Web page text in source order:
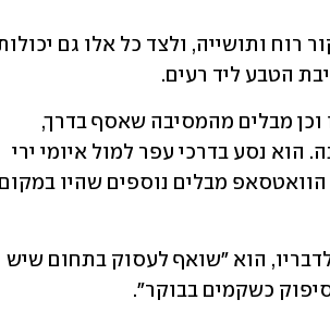
הטבע ליד רעים.
כשקמים בבוקר".